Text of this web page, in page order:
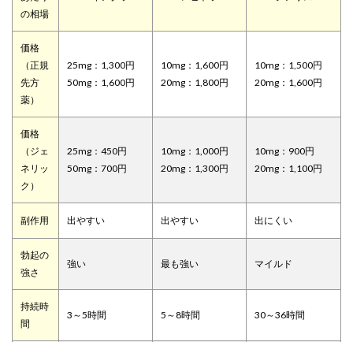
の相場
価格
（正規
先方
薬）
25mg：1,300円
50mg：1,600円
10mg：1,600円
20mg：1,800円
10mg：1,500円
20mg：1,600円
価格
（ジェ
ネリッ
ク）
25mg：450円
50mg：700円
10mg：1,000円
20mg：1,300円
10mg：900円
20mg：1,100円
副作用 出やすい 出やすい 出にくい
勃起の
強さ
強い 最も強い マイルド
持続時
間
3～5時間 5～8時間 30～36時間